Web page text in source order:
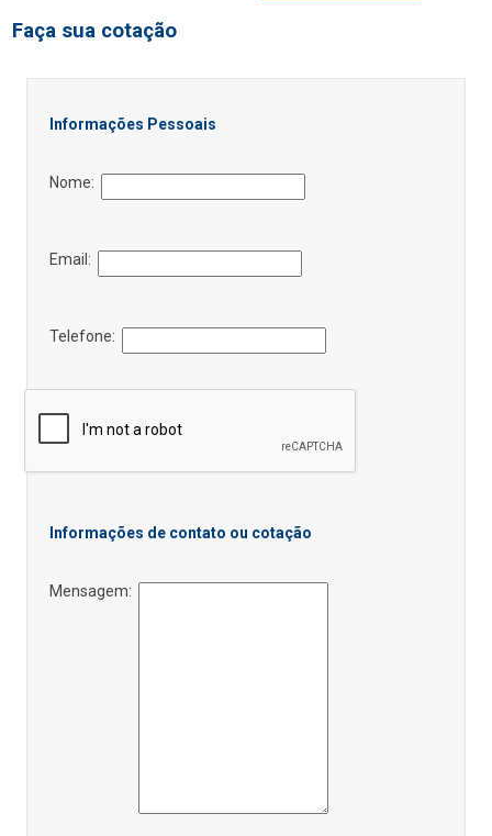
Faça sua cotação
Informações Pessoais
Nome:
Email:
Telefone:
Informações de contato ou cotação
Mensagem: